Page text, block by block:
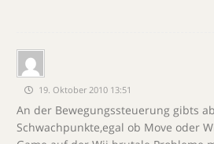
19. Oktober 2010 13:51
An der Bewegungssteuerung gibts
Schwachpunkte,egal ob Move oder